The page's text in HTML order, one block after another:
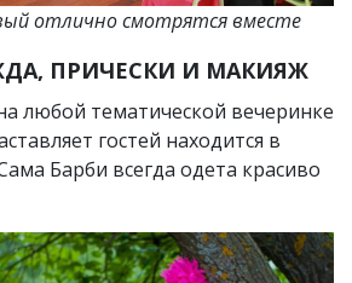
отлично смотрятся вместе
ПРИЧЕСКИ И МАКИЯЖ
любой тематической вечеринке
гостей находится в
Барби всегда одета красиво